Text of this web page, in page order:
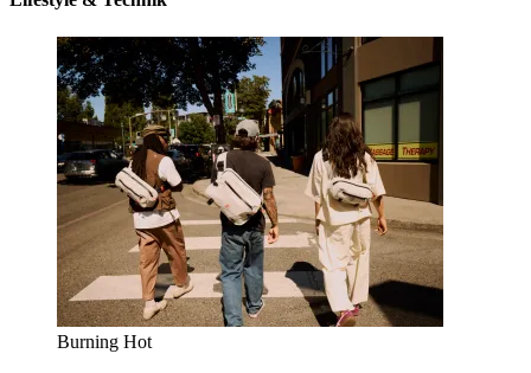
Burning Hot